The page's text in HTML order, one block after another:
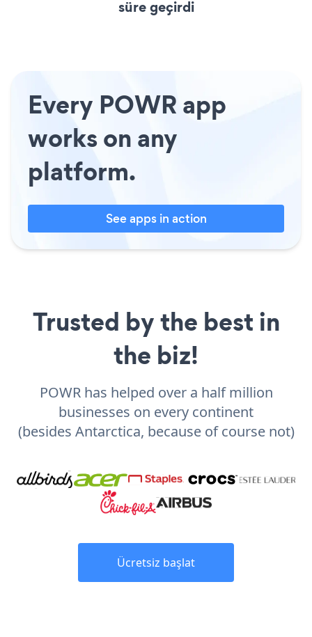
süre geçirdi
Every POWR app
works on any
platform.
See apps in action
Trusted by the best in
the biz!
POWR has helped over a half million
businesses on every continent
(besides Antarctica, because of course not)
Ücretsiz başlat